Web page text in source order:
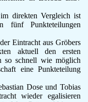
direkten Vergleich ist
fünf Punkteteilungen
Eintracht aus Gröbers
aktuell den ersten
so schnell wie möglich
eine Punkteteilung
Dose und Tobias
wieder egalisieren